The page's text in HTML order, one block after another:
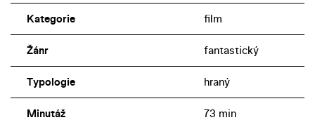
Kategorie film
Žánr fantastický
Typologie hraný
Minutáž 73 min